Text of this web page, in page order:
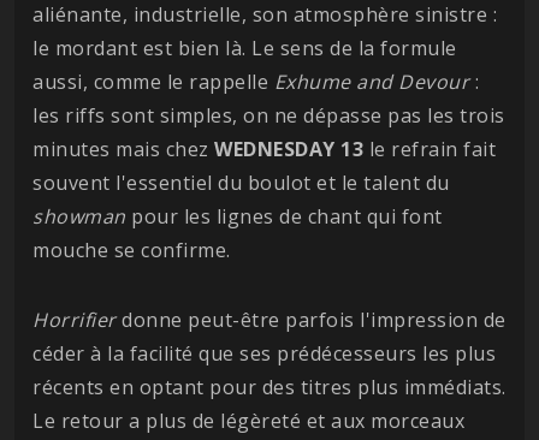
aliénante, industrielle, son atmosphère sinistre :
le mordant est bien là. Le sens de la formule
aussi, comme le rappelle Exhume and Devour:
les riffs sont simples, on ne dépasse pas les trois
minutes mais chez WEDNESDAY 13 le refrain fait
souvent l'essentiel du boulot et le talent du
showman pour les lignes de chant qui font
mouche se confirme.
Horrifierdonne peut-être parfois l'impression de
céder à la facilité que ses prédécesseurs les plus
récents en optant pour des titres plus immédiats.
Le retour a plus de légèreté et aux morceaux